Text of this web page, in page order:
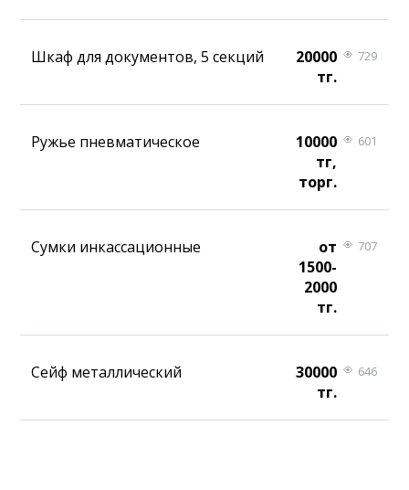
Шкаф для документов, 5 секций
20000
тг.
729
Ружье пневматическое
10000
тг,
торг.
601
Сумки инкассационные
от
1500-
2000
тг.
707
Сейф металлический
30000
тг.
646